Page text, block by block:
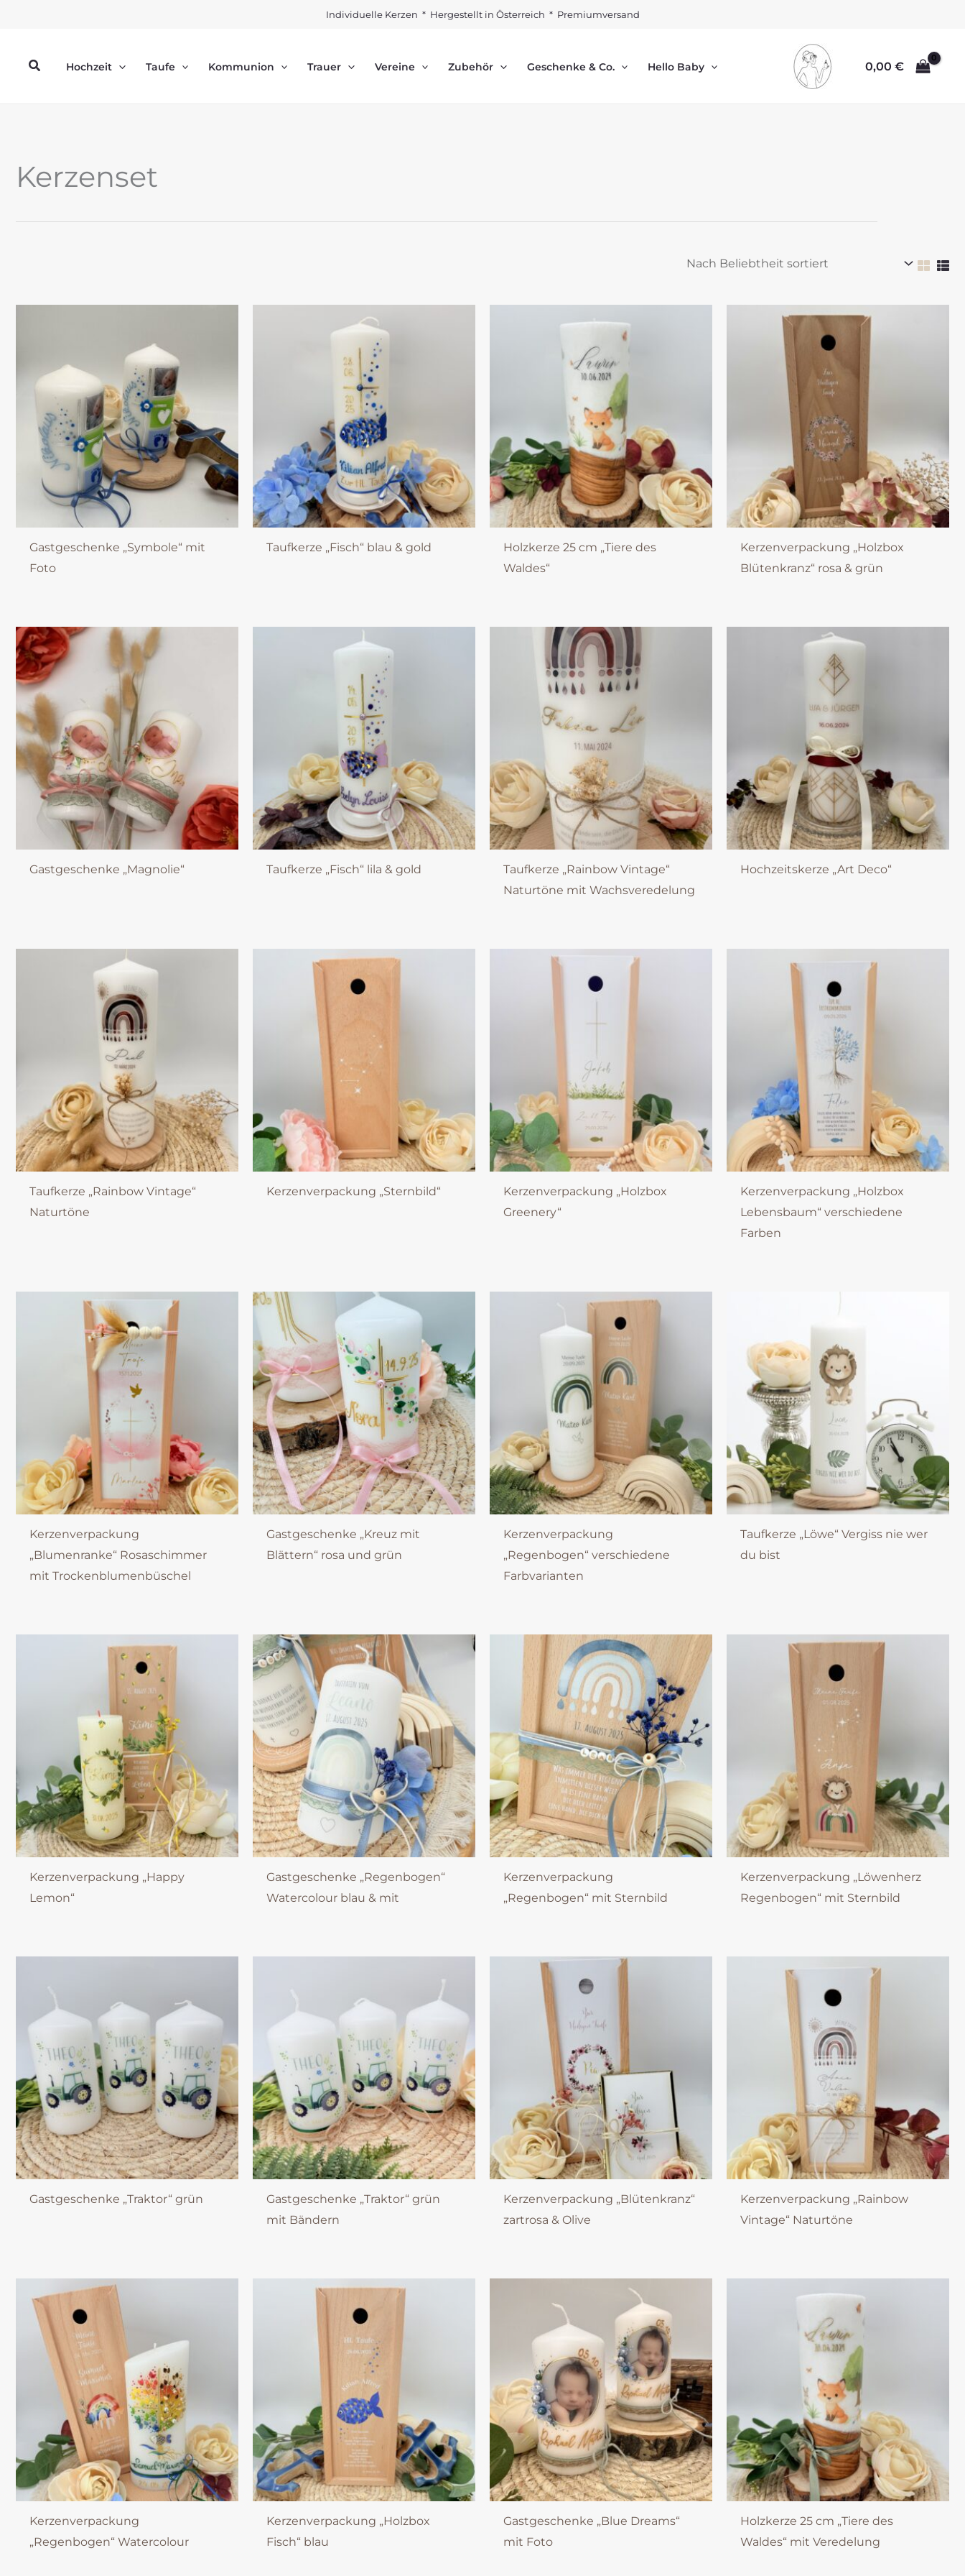
Individuelle Kerzen * Hergestellt in Österreich * Premiumversand
SuchenHochzeit Taufe Kommunion Trauer Vereine Zubehör Geschenke & Co. Hello Baby 0,00 €
Kerzenset
Gastgeschenke „Symbole“ mit
Foto
Taufkerze „Fisch“ blau & gold
Holzkerze 25 cm „Tiere des
Waldes“
Kerzenverpackung „Holzbox
Blütenkranz“ rosa & grün
Gastgeschenke „Magnolie“ Taufkerze „Fisch“ lila & gold
Taufkerze „Rainbow Vintage“
Naturtöne mit Wachsveredelung
Hochzeitskerze „Art Deco“
Taufkerze „Rainbow Vintage“
Naturtöne
Kerzenverpackung „Sternbild“
Kerzenverpackung „Holzbox
Greenery“
Kerzenverpackung „Holzbox
Lebensbaum“ verschiedene
Farben
Kerzenverpackung
„Blumenranke“ Rosaschimmer
mit Trockenblumenbüschel
Gastgeschenke „Kreuz mit
Blättern“ rosa und grün
Kerzenverpackung
„Regenbogen“ verschiedene
Farbvarianten
Taufkerze „Löwe“ Vergiss nie wer
du bist
Kerzenverpackung „Happy
Lemon“
Gastgeschenke „Regenbogen“
Watercolour blau & mit
Kerzenverpackung
„Regenbogen“ mit Sternbild
Kerzenverpackung „Löwenherz
Regenbogen“ mit Sternbild
Gastgeschenke „Traktor“ grün
Gastgeschenke „Traktor“ grün
mit Bändern
Kerzenverpackung „Blütenkranz“
zartrosa & Olive
Kerzenverpackung „Rainbow
Vintage“ Naturtöne
Kerzenverpackung
„Regenbogen“ Watercolour
Kerzenverpackung „Holzbox
Fisch“ blau
Gastgeschenke „Blue Dreams“
mit Foto
Holzkerze 25 cm „Tiere des
Waldes“ mit Veredelung